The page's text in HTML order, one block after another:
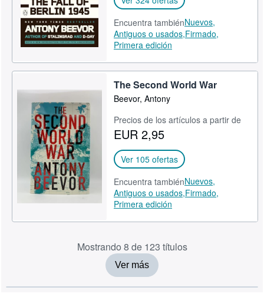
Encuentra tambiénNuevos,
Antiguos o usados,Firmado,
Primera edición
The Second World War
Beevor, Antony
Precios de los artículos a partir de
EUR 2,95
Ver 105 ofertas
Encuentra tambiénNuevos,
Antiguos o usados,Firmado,
Primera edición
Mostrando 8 de 123 títulos
Ver más